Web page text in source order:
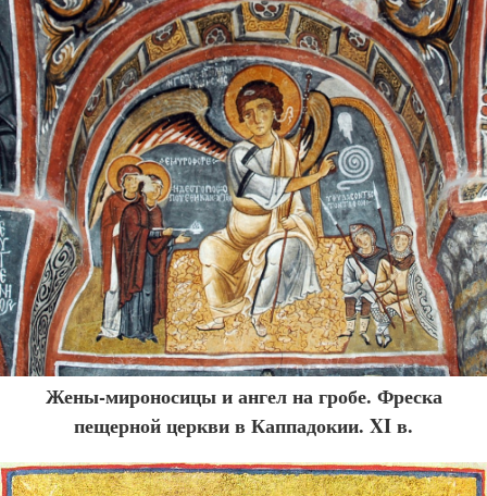
Жены-мироносицы и ангел на гробе. Фреска
пещерной церкви в Каппадокии. XI в.